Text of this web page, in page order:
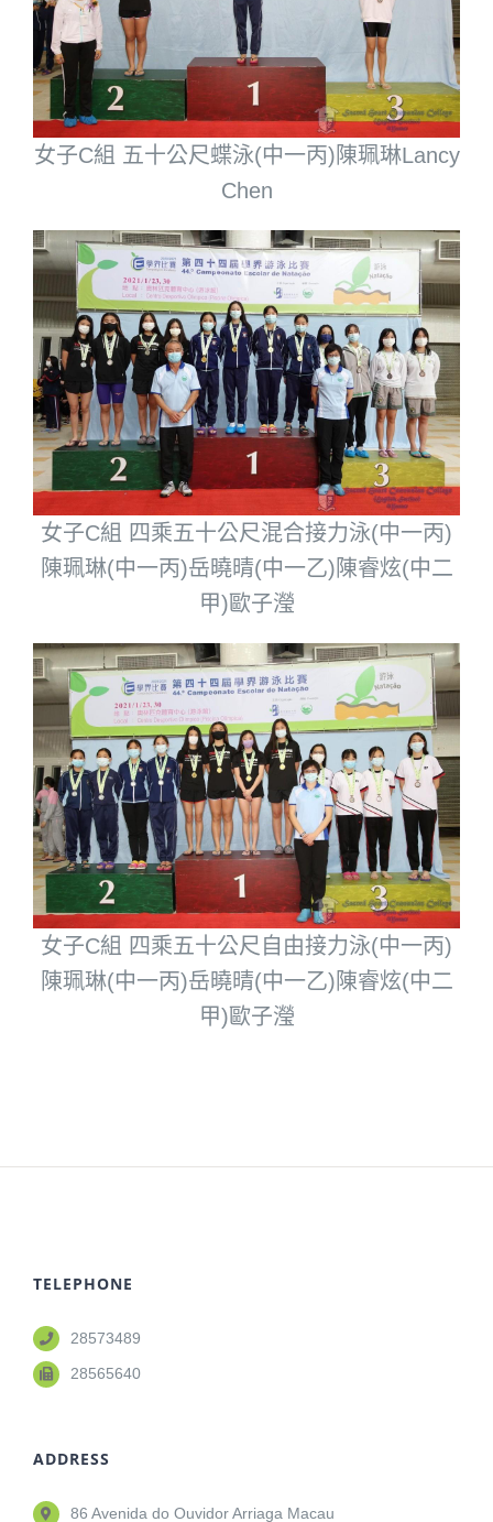
女子C組 五十公尺蝶泳(中一丙)陳珮琳Lancy
Chen
女子C組 四乘五十公尺混合接力泳(中一丙)
陳珮琳(中一丙)岳曉晴(中一乙)陳睿炫(中二
甲)歐子瀅
女子C組 四乘五十公尺自由接力泳(中一丙)
陳珮琳(中一丙)岳曉晴(中一乙)陳睿炫(中二
甲)歐子瀅
TELEPHONE
28573489
28565640
ADDRESS
86 Avenida do Ouvidor Arriaga Macau